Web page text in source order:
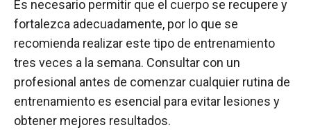
Es necesario permitir que el cuerpo se recupere y
fortalezca adecuadamente, por lo que se
recomienda realizar este tipo de entrenamiento
tres veces a la semana. Consultar con un
profesional antes de comenzar cualquier rutina de
entrenamiento es esencial para evitar lesiones y
obtener mejores resultados.